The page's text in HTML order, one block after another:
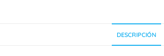
DESCRIPCIÓN